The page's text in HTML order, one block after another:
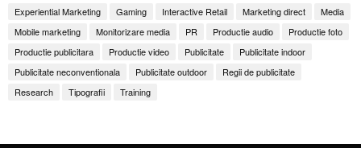
Experiential Marketing
Gaming Interactive Retail Marketing direct
Media
Mobile marketing
Monitorizare media PR Productie audio
Productie foto
Productie publicitara
Productie video Publicitate
Publicitate indoor
Publicitate neconventionala
Publicitate outdoor
Regii de publicitate
Research
Tipografii Training